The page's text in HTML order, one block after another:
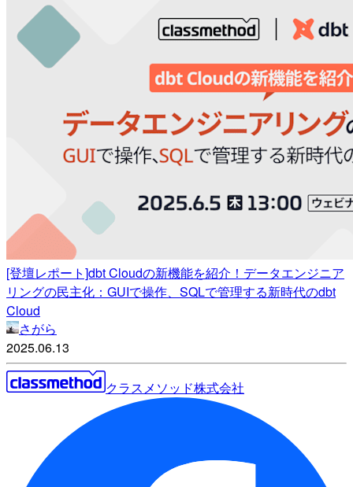
[登壇レポート]dbt Cloudの新機能を紹介！データエンジニア
リングの民主化：GUIで操作、SQLで管理する新時代のdbt
Cloud
さがら
2025.06.13
クラスメソッド株式会社